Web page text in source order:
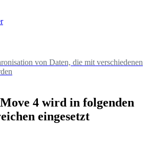
von Daten, die mit verschiedenen
4 wird in folgenden
eingesetzt